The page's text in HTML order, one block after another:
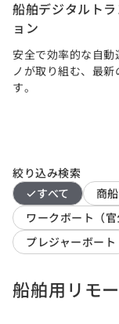
船舶デジタルト
ョン
安全で効率的な自
ノが取り組む、最
す。
絞り込み検索
すべて
商船
ワークボート（官
プレジャーボート
船舶用リモ